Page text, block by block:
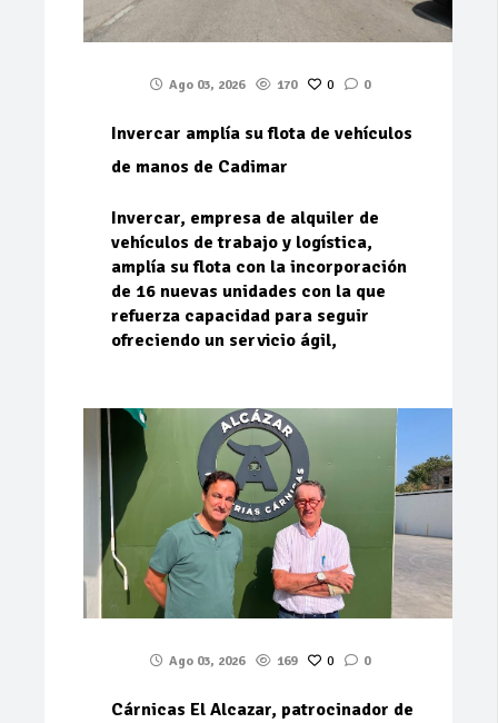
Ago 03, 2026 170 0 0
Invercar amplía su flota de vehículos
de manos de Cadimar
Invercar, empresa de alquiler de
vehículos de trabajo y logística,
amplía su flota con la incorporación
de 16 nuevas unidades con la que
refuerza capacidad para seguir
ofreciendo un servicio ágil,
Ago 03, 2026 169 0 0
Cárnicas El Alcazar, patrocinador de